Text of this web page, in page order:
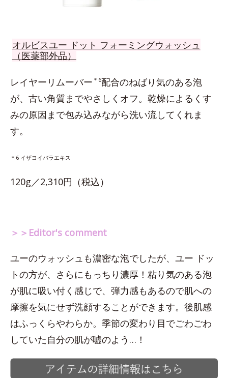
オルビスユー ドット フォーミングウォッシュ
（医薬部外品）
レイヤーリムーバー ＊6配合のねばり気のある泡
が、古い角質までやさしくオフ。乾燥によるくす
みの原因まで包み込みながら洗い流してくれま
す。
＊6 イザヨイバラエキス
120g／2,310円（税込）
＞＞Editor's comment
ユーのウォッシュも濃密な泡でしたが、ユー ドッ
トの方が、さらにもっちり濃厚！粘り気のある泡
が肌に吸い付く感じで、弾力感もあるので肌への
摩擦を気にせず洗顔することができます。後肌感
はふっくらやわらか。季節の変わり目でごわごわ
していた自分の肌が嘘のよう…！